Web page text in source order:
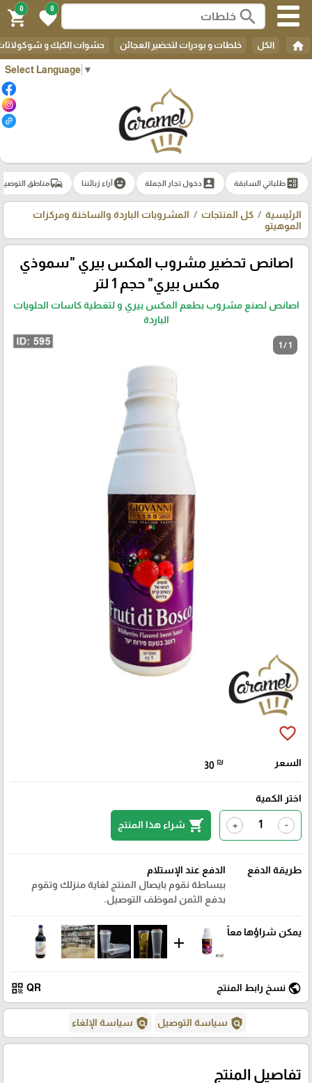
Select Language ▼
search
0
favorite
0
shopping_cart
home الكل خلطات و بودرات لتحضير العجائن حشوات الكيك و
ballotطلباتي السابقة account_box دخول تجار الجملة emoji_emotionsآراء زبائننا commuteمناطق
الرئيسية كل المنتجات
المشروبات الباردة والساخنة ومركزات
الموهيتو
اصانص تحضير مشروب المكس بيري "سموذي
مكس بيري" حجم 1 لتر
اصانص لصنع مشروب بطعم المكس بيري و لتغطية كاسات الحلويات
الباردة
1 / 1
favorite_border
السعر 30 ₪
اختر الكمية
-
+
shopping_cart شراء هذا المنتج
طريقة الدفع
الدفع عند الإستلام
ببساطة نقوم بايصال المنتج لغاية منزلك وتقوم
بدفع الثمن لموظف التوصيل.
يمكن شراؤها معاً
add
public نسخ رابط المنتج QR
qr_code
policy سياسة التوصيل policy سياسة الإلغاء
تفاصيل المنتج